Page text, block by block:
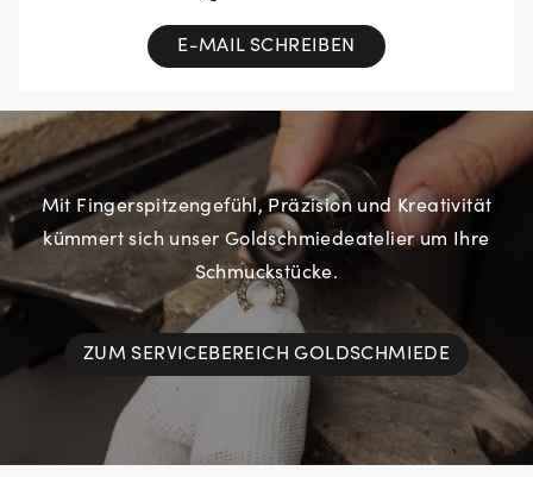
E-MAIL SCHREIBEN
Mit Fingerspitzengefühl, Präzision und Kreativität
kümmert sich unser Goldschmiedeatelier um Ihre
Schmuckstücke.
ZUM SERVICEBEREICH GOLDSCHMIEDE